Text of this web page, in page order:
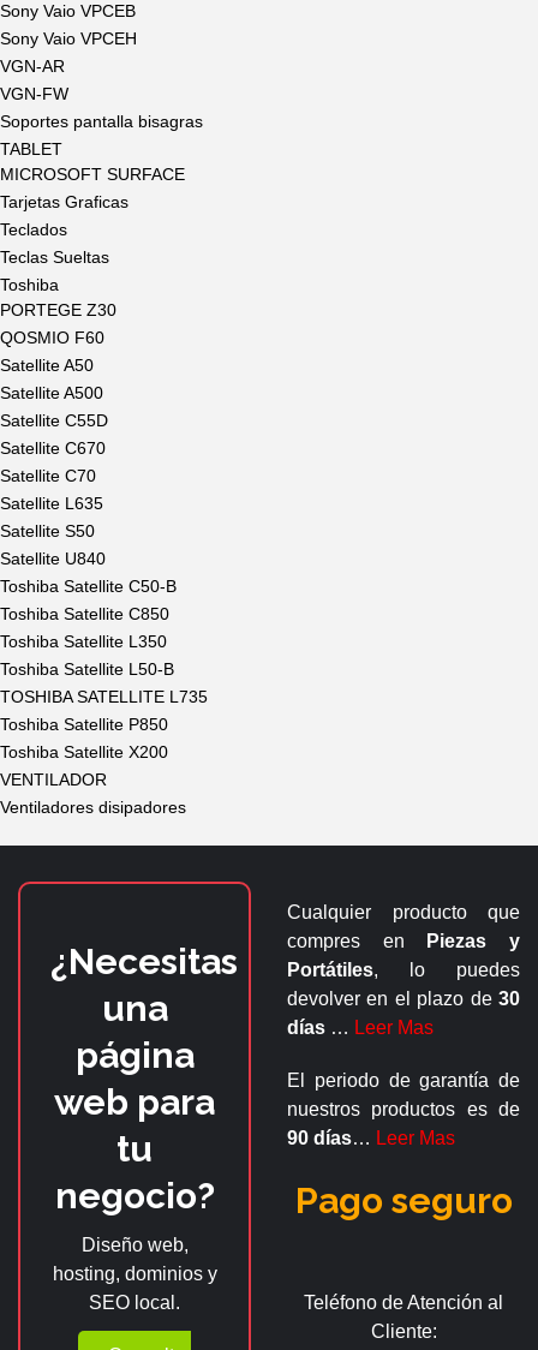
Sony Vaio VPCEB
Sony Vaio VPCEH
VGN-AR
VGN-FW
Soportes pantalla bisagras
TABLET
MICROSOFT SURFACE
Tarjetas Graficas
Teclados
Teclas Sueltas
Toshiba
PORTEGE Z30
QOSMIO F60
Satellite A50
Satellite A500
Satellite C55D
Satellite C670
Satellite C70
Satellite L635
Satellite S50
Satellite U840
Toshiba Satellite C50-B
Toshiba Satellite C850
Toshiba Satellite L350
Toshiba Satellite L50-B
TOSHIBA SATELLITE L735
Toshiba Satellite P850
Toshiba Satellite X200
VENTILADOR
Ventiladores disipadores
¿Necesitas
una
página
web para
tu
negocio?
Diseño web,
hosting, dominios y
SEO local.
Cualquier producto que
compres en
Piezas y
Portátiles, lo puedes
devolver en el plazo de 30
días … Leer Mas
El periodo de garantía de
nuestros productos es de
90 días… Leer Mas
Pago seguro
Teléfono de Atención al
Cliente: